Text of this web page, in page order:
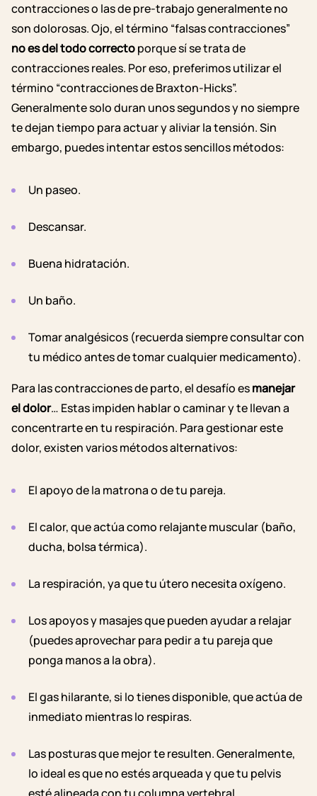
contracciones o las de pre-trabajo generalmente no
son dolorosas. Ojo, el término “falsas contracciones”
no es del todo correctoporque sí se trata de
contracciones reales. Por eso, preferimos utilizar el
término “contracciones de Braxton-Hicks”.
Generalmente solo duran unos segundos y no siempre
te dejan tiempo para actuar y aliviar la tensión. Sin
embargo, puedes intentar estos sencillos métodos:
Un paseo.
Descansar.
Buena hidratación.
Un baño.
Tomar analgésicos (recuerda siempre consultar con
tu médico antes de tomar cualquier medicamento).
Para las contracciones de parto, el desafío esmanejar
el dolor… Estas impiden hablar o caminar y te llevan a
concentrarte en tu respiración. Para gestionar este
dolor, existen varios métodos alternativos:
El apoyo de la matrona o de tu pareja.
El calor, que actúa como relajante muscular (baño,
ducha, bolsa térmica).
La respiración, ya que tu útero necesita oxígeno.
Los apoyos y masajes que pueden ayudar a relajar
(puedes aprovechar para pedir a tu pareja que
ponga manos a la obra).
El gas hilarante, si lo tienes disponible, que actúa de
inmediato mientras lo respiras.
Las posturas que mejor te resulten. Generalmente,
lo ideal es que no estés arqueada y que tu pelvis